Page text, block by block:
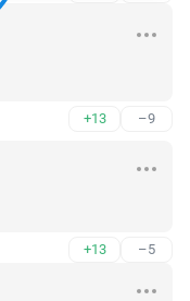
+13 –9
+13 –5